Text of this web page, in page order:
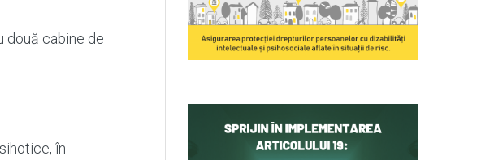
două cabine de
în